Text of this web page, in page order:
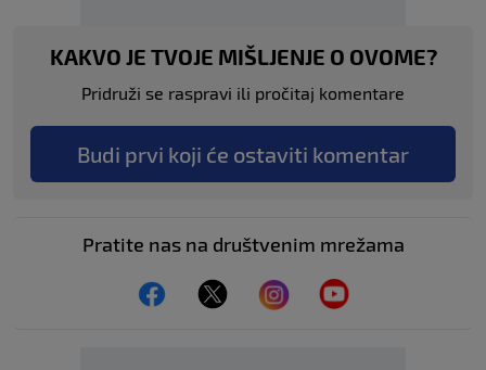
KAKVO JE TVOJE MIŠLJENJE O OVOME?
Pridruži se raspravi ili pročitaj komentare
Budi prvi koji će ostaviti komentar
Pratite nas na društvenim mrežama